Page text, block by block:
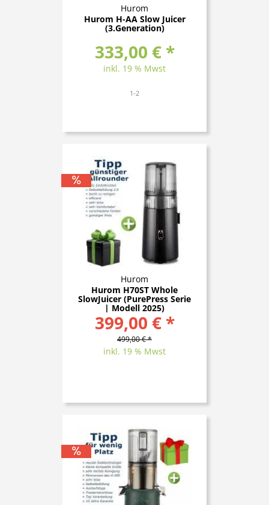
Hurom
Hurom H-AA Slow Juicer
(3.Generation)
333,00 € *
inkl. 19 % Mwst
1-2
Hurom
Hurom H70ST Whole
SlowJuicer (PurePress Serie
| Modell 2025)
399,00 € *
499,00 € *
inkl. 19 % Mwst